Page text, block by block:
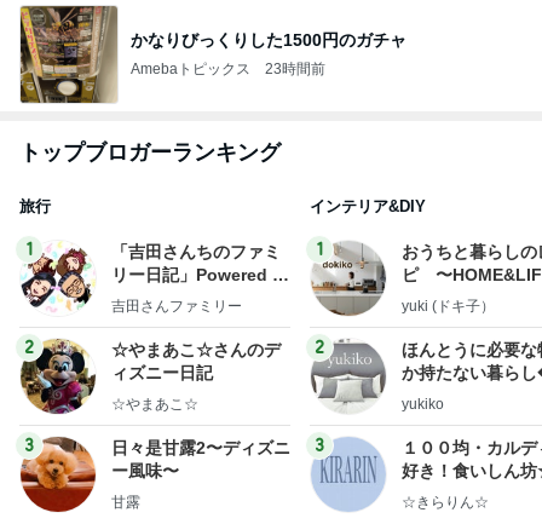
かなりびっくりした1500円のガチャ
Amebaトピックス 23時間前
トップブロガーランキング
旅行
1
「吉田さんちのファミ
リー日記」Powered b
y Ameba 吉田さんファ
ログ
吉田さんファミリー
2
☆やまあこ☆さんのデ
ィズニー日記
☆やまあこ☆
3
日々是甘露2〜ディズニ
ー風味〜
甘露
インテリア&DIY
1
おうちと暮らしの
ピ 〜
yuki (ドキ子）
2
ほんとうに必要な
か持たない暮ら
ep Life Simple◆
yukiko
3
１００均・カルデ
好き！食いしん
らりん☆のブログ
☆きらりん☆